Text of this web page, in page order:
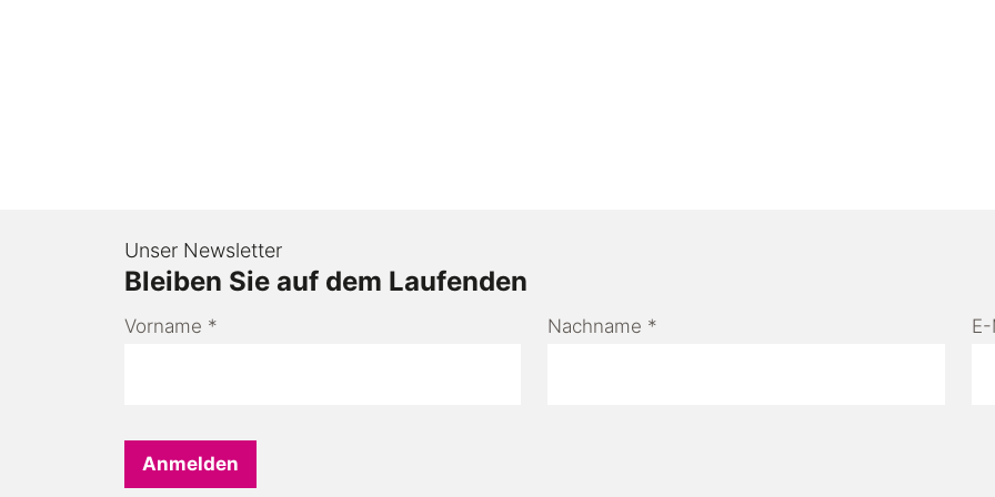
Unser Newsletter
Bleiben Sie auf dem Laufenden
Vorname * Nachname *
Anmelden